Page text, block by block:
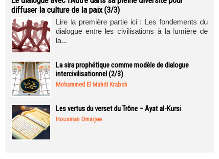
diffuser la culture de la paix (3/3)
Lire la première partie ici : Les fondements du
dialogue entre les civilisations à la lumière de
la...
La sira prophétique comme modèle de dialogue
intercivilisationnel (2/3)
Mohammed El Mahdi Krabch
Les vertus du verset du Trône – Ayat al-Kursi
Housman Omarjee